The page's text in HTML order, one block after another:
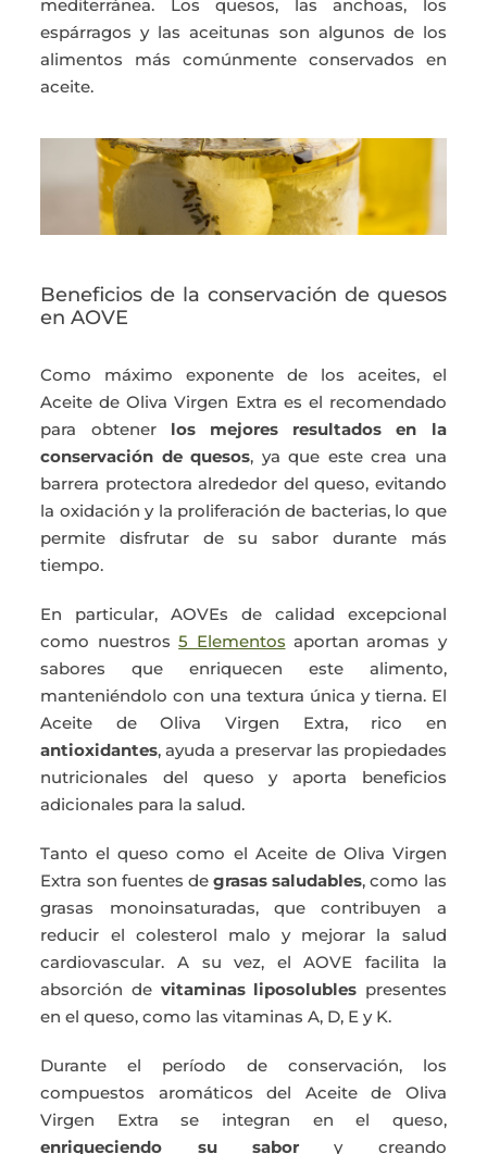
mediterránea. Los quesos, las anchoas, los
espárragos y las aceitunas son algunos de los
alimentos más comúnmente conservados en
aceite.
Beneficios de la conservación de quesos
en AOVE
Como máximo exponente de los aceites, el
Aceite de Oliva Virgen Extra es el recomendado
para obtener los mejores resultados en la
conservación de quesos, ya que este crea una
barrera protectora alrededor del queso, evitando
la oxidación y la proliferación de bacterias, lo que
permite disfrutar de su sabor durante más
tiempo.
En particular, AOVEs de calidad excepcional
como nuestros5 Elementos aportan aromas y
sabores que enriquecen este alimento,
manteniéndolo con una textura única y tierna. El
Aceite de Oliva Virgen Extra, rico en
antioxidantes, ayuda a preservar las propiedades
nutricionales del queso y aporta beneficios
adicionales para la salud.
Tanto el queso como el Aceite de Oliva Virgen
Extra son fuentes degrasas saludables, como las
grasas monoinsaturadas, que contribuyen a
reducir el colesterol malo y mejorar la salud
cardiovascular. A su vez, el AOVE facilita la
absorción de vitaminas liposolubles presentes
en el queso, como las vitaminas A, D, E y K.
Durante el período de conservación, los
compuestos aromáticos del Aceite de Oliva
Virgen Extra se integran en el queso,
enriqueciendo su sabor y creando